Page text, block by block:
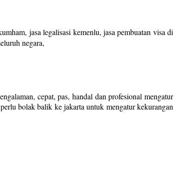
jasa legalisasi kemenlu, jasa pembuatan visa di
negara,
cepat, pas, handal dan profesional mengatur
bolak balik ke jakarta untuk mengatur kekurangan